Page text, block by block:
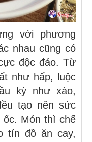
với phương
nhau cũng có
độc đáo. Từ
như hấp, luộc
kỳ như xào,
tạo nên sức
ốc. Món thì chế
tín đồ ăn cay,